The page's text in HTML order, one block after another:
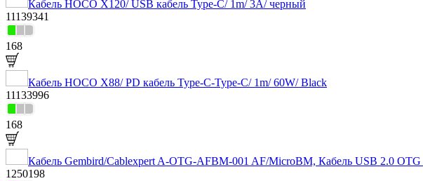
Кабель HOCO X120/ USB кабель Type-C/ 1m/ 3A/ черный
11139341
168
Кабель HOCO X88/ PD кабель Type-C-Type-C/ 1m/ 60W/ Black
11133996
168
Кабель Gembird/Cablexpert A-OTG-AFBM-001 AF/MicroBM, Кабель USB 2.0 OTG
1250198